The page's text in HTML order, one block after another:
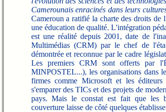
Camerounais enracinés dans leurs
Cameroun a ratifié la charte des droits de
une éducation de qualité. L'intégration
est une réalité depuis 2001, date de
Multimédias (CRM) par le chef de
démontrée et reconnue par le cadre
Les premiers CRM sont offerts par
MINPOSTEL...), les organisations dans
firmes comme Microsoft et les
s'emparer des TICs et des projets de
pays. Mais le constat est fait que les
couverture laisse de côté quelques